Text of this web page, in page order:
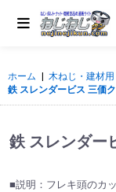
ホーム 木ねじ・建材
鉄 スレンダービス 三価
鉄 スレンダー
■説明：フレキ頭のカ